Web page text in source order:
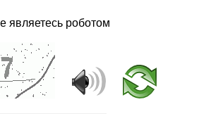
являетесь роботом